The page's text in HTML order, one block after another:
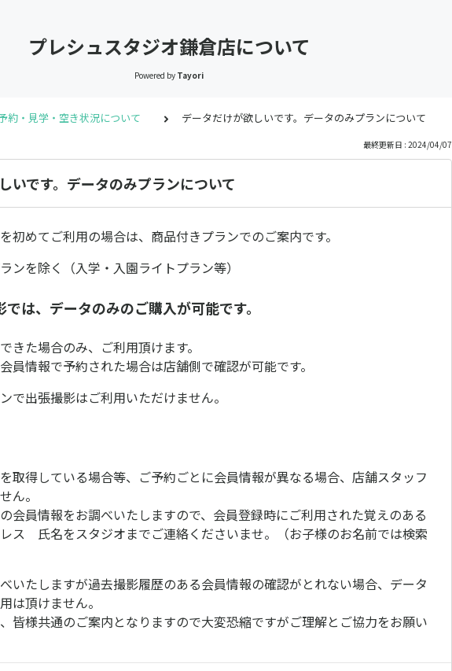
プレシュスタジオ鎌倉店について
Powered by Tayori
約・見学・空き状況について データだけが欲しいです。データのみプランについて
最終更新日 : 2024/04/07
いです。データのみプランについて
初めてご利用の場合は、商品付きプランでのご案内です。
ンを除く（入学・入園ライトプラン等）
は、データのみのご購入が可能です。
きた場合のみ、ご利用頂けます。
員情報で予約された場合は店舗側で確認が可能です。
で出張撮影はご利用いただけません。
取得している場合等、ご予約ごとに会員情報が異なる場合、店舗スタッフ
ん。
会員情報をお調べいたしますので、会員登録時にご利用された覚えのある
ス 氏名をスタジオまでご連絡くださいませ。（お子様のお名前では検索
いたしますが過去撮影履歴のある会員情報の確認がとれない場合、データ
は頂けません。
皆様共通のご案内となりますので大変恐縮ですがご理解とご協力をお願い